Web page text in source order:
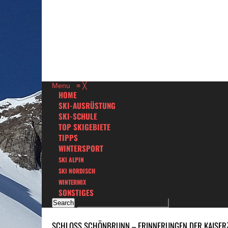
Menu ≡ ╳
HOME
SKI-AUSRÜSTUNG
SKI-SCHULE
TOP SKIGEBIETE
TIPPS
WINTERSPORT
SKI ALPIN
SKI NORDISCH
WINTERMIX
SONSTIGES